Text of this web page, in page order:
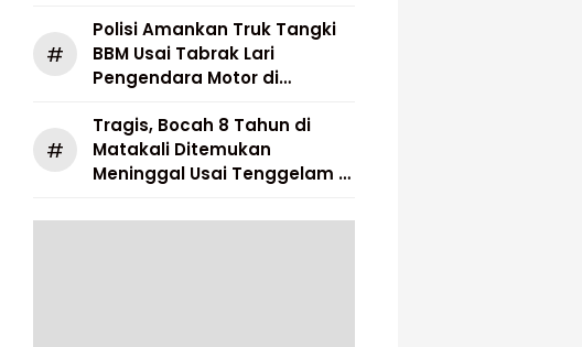
#
Polisi Amankan Truk Tangki
BBM Usai Tabrak Lari
Pengendara Motor di
#
Tragis, Bocah 8 Tahun di
Matakali Ditemukan
Meninggal Usai Tenggelam di